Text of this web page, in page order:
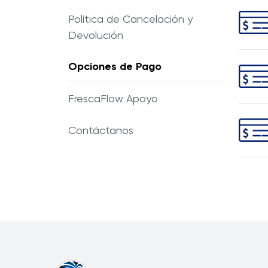
Política de Cancelación y
Devolución
Opciones de Pago
FrescaFlow Apoyo
Contáctanos
LTDA,
SMS,
CITE